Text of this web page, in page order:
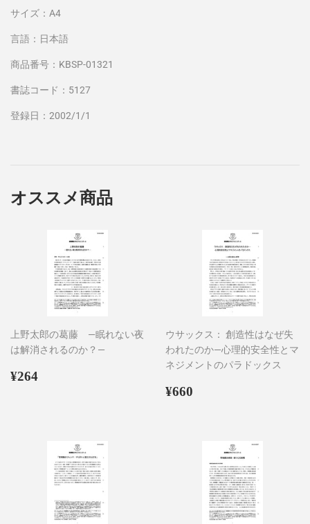
サイズ：A4
言語：日本語
商品番号：KBSP-01321
書誌コード：5127
登録日：2002/1/1
オススメ商品
上野太郎の葛藤 ―眠れない夜
は解消されるのか？―
通
¥264
ウサックス： 創造性はなぜ失
われたのか―心理的安全性とマ
ネジメントのパラドックス
通
¥660